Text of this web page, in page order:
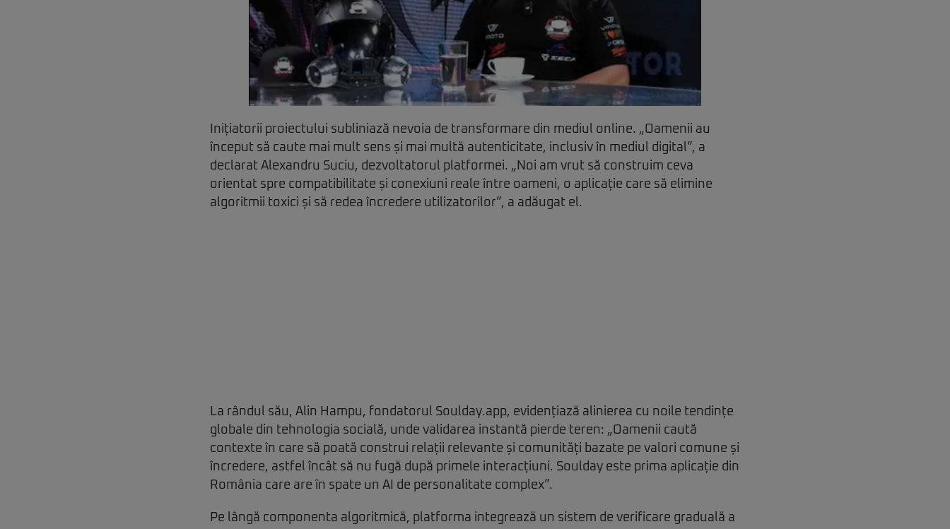
Inițiatorii proiectului subliniază nevoia de transformare din mediul online. „Oamenii au
început să caute mai mult sens și mai multă autenticitate, inclusiv în mediul digital”, a
declarat Alexandru Suciu, dezvoltatorul platformei. „Noi am vrut să construim ceva
orientat spre compatibilitate și conexiuni reale între oameni, o aplicație care să elimine
algoritmii toxici și să redea încredere utilizatorilor”, a adăugat el.
La rândul său, Alin Hampu, fondatorul Soulday.app, evidențiază alinierea cu noile tendințe
globale din tehnologia socială, unde validarea instantă pierde teren: „Oamenii caută
contexte în care să poată construi relații relevante și comunități bazate pe valori comune și
încredere, astfel încât să nu fugă după primele interacțiuni. Soulday este prima aplicație din
România care are în spate un AI de personalitate complex”.
Pe lângă componenta algoritmică, platforma integrează un sistem de verificare graduală a